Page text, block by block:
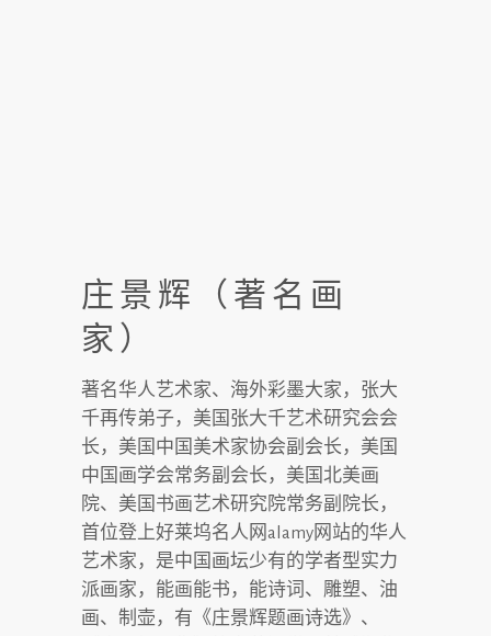
庄景辉（著名画
家）
著名华人艺术家、海外彩墨大家，张大
千再传弟子，美国张大千艺术研究会会
长，美国中国美术家协会副会长，美国
中国画学会常务副会长，美国北美画
院、美国书画艺术研究院常务副院长，
首位登上好莱坞名人网alamy网站的华人
艺术家，是中国画坛少有的学者型实力
派画家，能画能书，能诗词、雕塑、油
画、制壶，有《庄景辉题画诗选》、